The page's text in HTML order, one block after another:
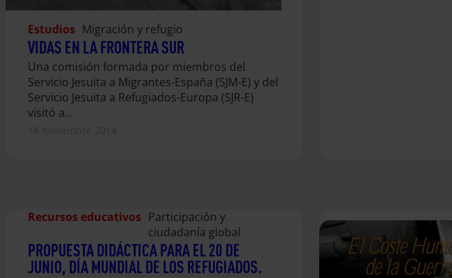
Estudios Migración y refugio
VIDAS EN LA FRONTERA SUR
Una comisión formada por miembros del
Servicio Jesuita a Migrantes-España (SJM-E) y del
Servicio Jesuita a Refugiados-Europa (SJR-E)
visitó a…
Recursos educativos Participación y
ciudadanía global
PROPUESTA DIDÁCTICA PARA EL 20 DE
JUNIO, DÍA MUNDIAL DE LOS REFUGIADOS.